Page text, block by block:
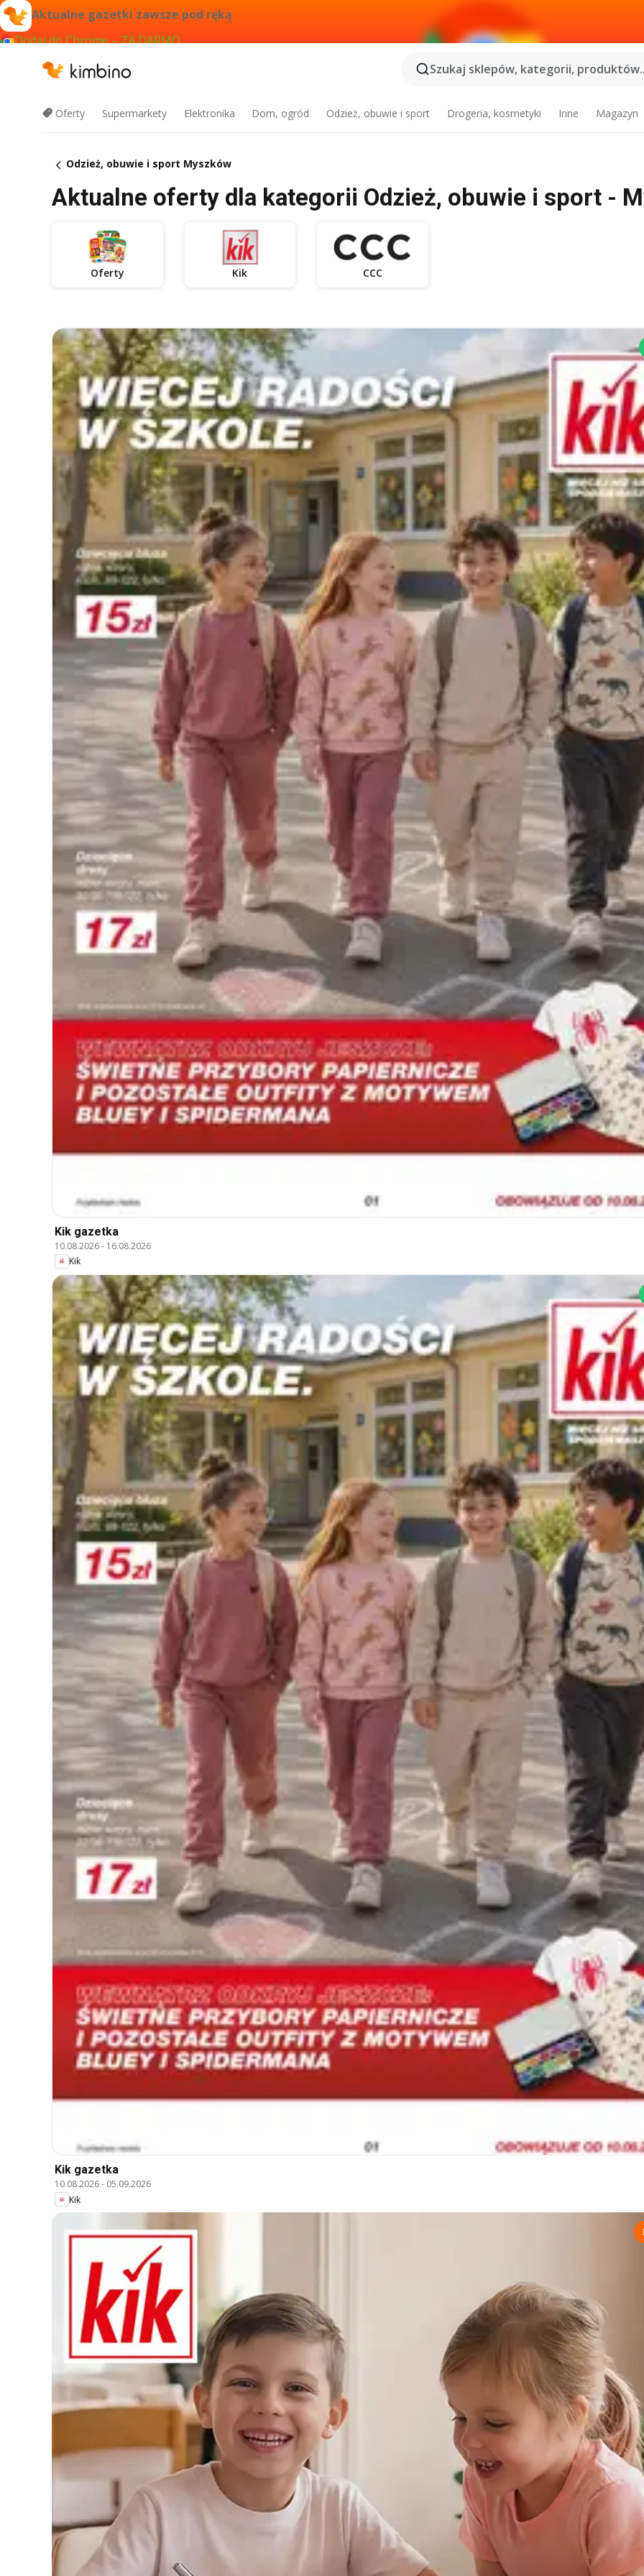
Aktualne gazetki zawsze pod ręką
Dodaj do Chrome – ZA DARMO
Szukaj sklepów, kategorii,
Oferty Supermarkety Elektronika Dom, ogród Odzież, obuwie i sport Drogeria, kosmetyki Inne Magazyn
Odzież, obuwie i sport Myszków
Aktualne oferty dla kategorii Odzież, obuwie i sport -
Oferty Kik CCC
Kik gazetka
10.08.2026- 16.08.2026
Kik
Kik gazetka
10.08.2026- 05.09.2026
Kik